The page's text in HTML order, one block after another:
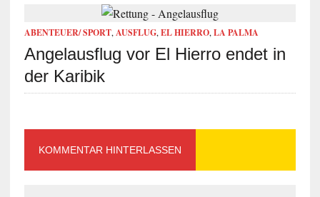
ABENTEUER/ SPORT,AUSFLUG,EL HIERRO,LA PALMA
Angelausflug vor El Hierro endet in
der Karibik
KOMMENTAR HINTERLASSEN